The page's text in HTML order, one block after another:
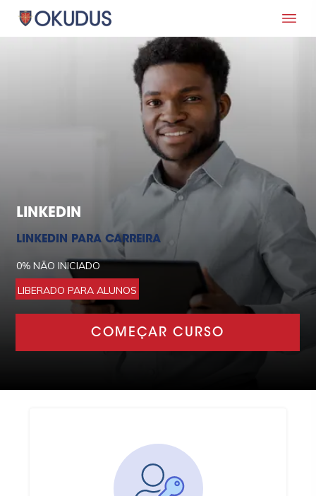
LINKEDIN
LINKEDIN PARA CARREIRA
0% NÃO INICIADO
LIBERADO PARA ALUNOS
COMEÇAR CURSO